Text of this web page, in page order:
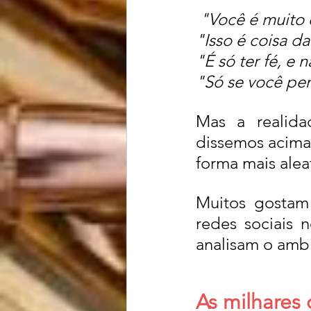
"Você é
"Isso é coisa
"É só ter fé, e
"Só se você
Mas a
dissemos
forma mais
Muitos
redes sociais
analisam o
As milhares